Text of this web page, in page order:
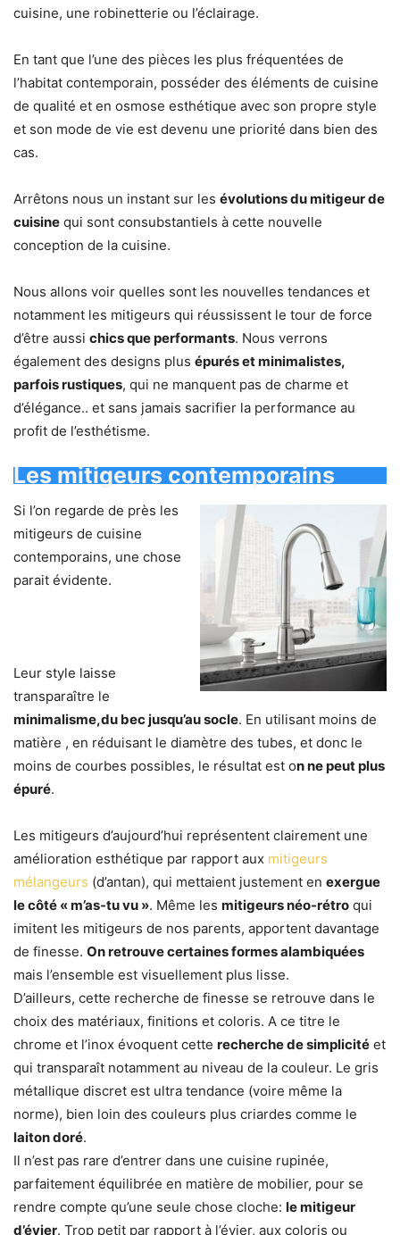
cuisine, une robinetterie ou l’éclairage.
En tant que l’une des pièces les plus fréquentées de
l’habitat contemporain, posséder des éléments de cuisine
de qualité et en osmose esthétique avec son propre style
et son mode de vie est devenu une priorité dans bien des
cas.
Arrêtons nous un instant sur les évolutions du mitigeur de
cuisine qui sont consubstantiels à cette nouvelle
conception de la cuisine.
Nous allons voir quelles sont les nouvelles tendances et
notamment les mitigeurs qui réussissent le tour de force
d’être aussi chics que performants. Nous verrons
également des designs plus épurés et minimalistes,
parfois rustiques, qui ne manquent pas de charme et
d’élégance.. et sans jamais sacrifier la performance au
profit de l’esthétisme.
Les mitigeurs contemporains
Si l’on regarde de près les
mitigeurs de cuisine
contemporains, une chose
parait évidente.
Leur style laisse
transparaître le
minimalisme,du bec jusqu’au socle. En utilisant moins de
matière , en réduisant le diamètre des tubes, et donc le
moins de courbes possibles, le résultat est on ne peut plus
épuré.
Les mitigeurs d’aujourd’hui représentent clairement une
amélioration esthétique par rapport aux mitigeurs
mélangeurs (d’antan), qui mettaient justement en exergue
le côté « m’as-tu vu ». Même les mitigeurs néo-rétro qui
imitent les mitigeurs de nos parents, apportent davantage
de finesse. On retrouve certaines formes alambiquées
mais l’ensemble est visuellement plus lisse.
D’ailleurs, cette recherche de finesse se retrouve dans le
choix des matériaux, finitions et coloris. A ce titre le
chrome et l’inox évoquent cette recherche de simplicité et
qui transparaît notamment au niveau de la couleur. Le gris
métallique discret est ultra tendance (voire même la
norme), bien loin des couleurs plus criardes comme le
laiton doré.
Il n’est pas rare d’entrer dans une cuisine rupinée,
parfaitement équilibrée en matière de mobilier, pour se
rendre compte qu’une seule chose cloche: le mitigeur
d’évier. Trop petit par rapport à l’évier, aux coloris ou